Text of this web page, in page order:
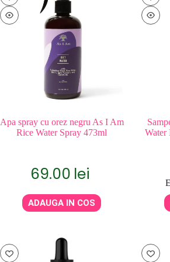
Apa spray cu orez negru As I Am
Rice Water Spray 473ml
69.00 lei
ADAUGA IN COS
Water